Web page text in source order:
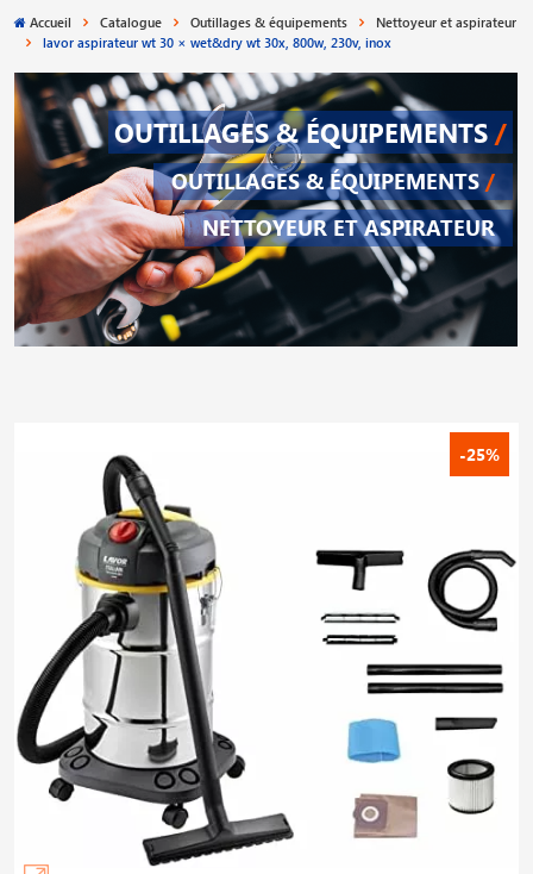
Accueil Catalogue Outillages & équipements
Nettoyeur et aspirateur
lavor aspirateur wt 30 × wet&dry wt 30x, 800w, 230v, inox
OUTILLAGES & ÉQUIPEMENTS /
OUTILLAGES & ÉQUIPEMENTS /
NETTOYEUR ET ASPIRATEUR
-25%